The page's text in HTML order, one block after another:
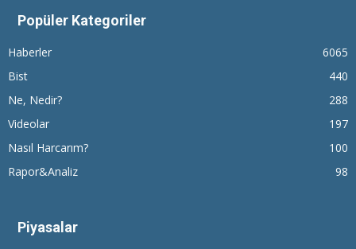
Popüler Kategoriler
Haberler
6065
Bist
440
Ne, Nedir?
288
Videolar
197
Nasıl Harcarım?
100
Rapor&Analiz
98
Piyasalar